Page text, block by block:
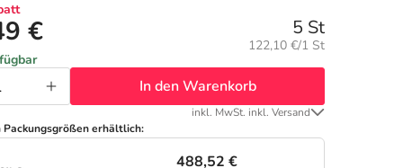
€ 5 St
Grundpreis:
122,10 €/1 St
In den Warenkorb
inkl. MwSt. inkl. Versand
Packungsgrößen erhältlich:
488,52 €